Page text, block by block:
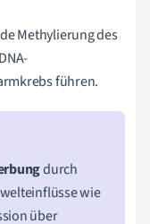
Methylierung des
führen.
durch
wie
über